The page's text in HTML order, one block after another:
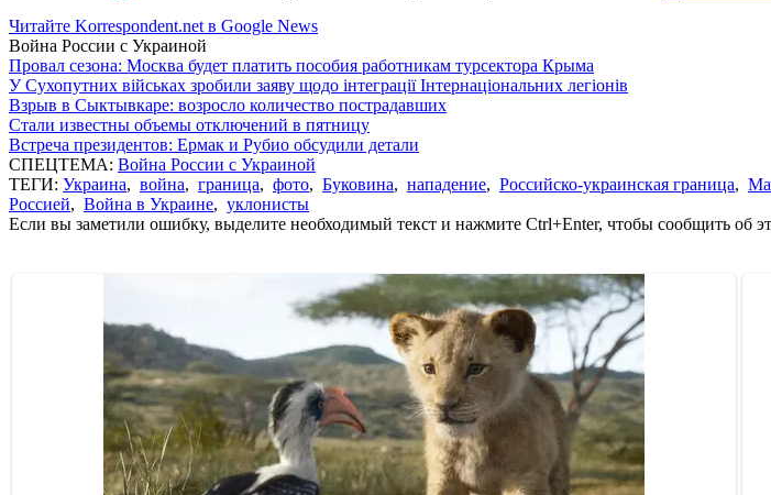
Читайте Korrespondent.net в Google News
Война России с Украиной
Провал сезона: Москва будет платить пособия работникам турсектора Крыма
У Сухопутних військах зробили заяву щодо інтеграції Інтернаціональних легіонів
Взрыв в Сыктывкаре: возросло количество пострадавших
Стали известны объемы отключений в пятницу
Встреча президентов: Ермак и Рубио обсудили детали
СПЕЦТЕМА: Война России с Украиной
ТЕГИ: Украина, война, граница, фото, Буковина, нападение, Российско-украинская граница,
Россией, Война в Украине, уклонисты
Если вы заметили ошибку, выделите необходимый текст и нажмите Ctrl+Enter, чтобы сообщить об